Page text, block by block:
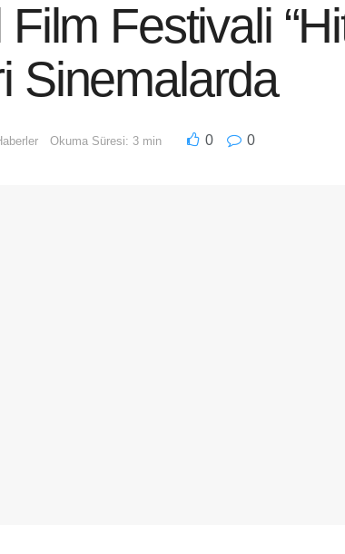
Festivali
Sinemalarda
Okuma Süresi: 3 min 0 0